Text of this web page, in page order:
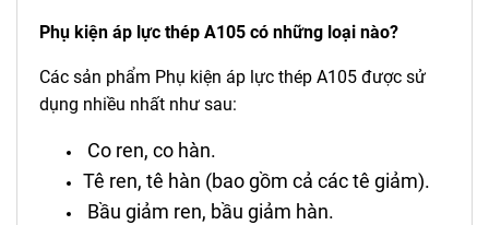
Phụ kiện áp lực thép A105 có những loại nào?
Các sản phẩm Phụ kiện áp lực thép A105 được sử
dụng nhiều nhất như sau:
Co ren, co hàn.
Tê ren, tê hàn (bao gồm cả các tê giảm).
Bầu giảm ren, bầu giảm hàn.